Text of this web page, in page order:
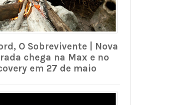
O Sobrevivente | Nova
chega na Max e no
em 27 de maio